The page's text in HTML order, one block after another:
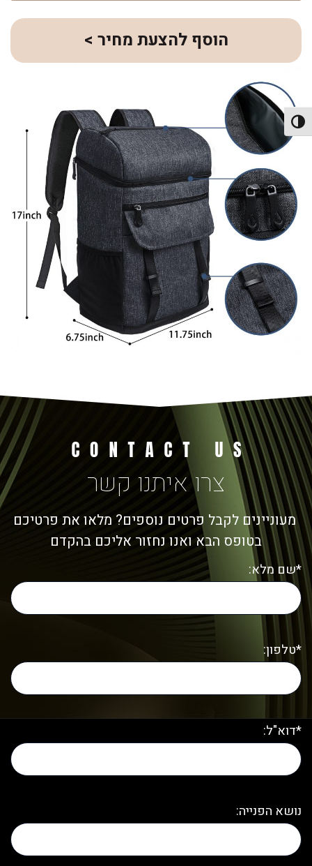
הפעל/כבה ניגודיות גבוהה
הוסף להצעת מחיר >
צרו איתנו קשר
מעוניינים לקבל פרטים נוספים? מלאו את פרטיכם
בטופס הבא ואנו נחזור אליכם בהקדם
*שם מלא:
*טלפון:
*דוא"ל:
נושא הפנייה: